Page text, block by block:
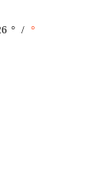
° / °